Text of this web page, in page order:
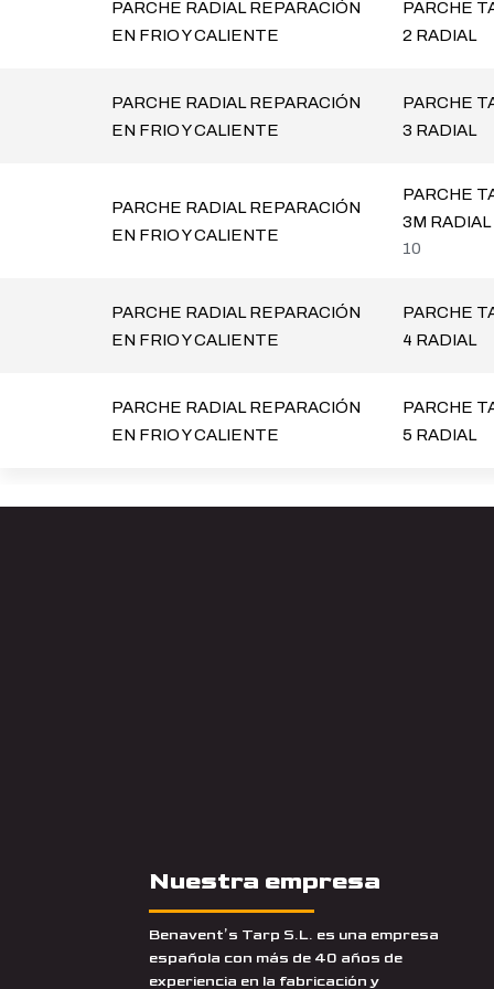
PARCHE RADIAL REPARACIÓN
EN FRIO Y CALIENTE
PARCHE
2 RADIAL
PARCHE RADIAL REPARACIÓN
EN FRIO Y CALIENTE
PARCHE
3 RADIAL
PARCHE RADIAL REPARACIÓN
EN FRIO Y CALIENTE
PARCHE
3M RADIAL
10
PARCHE RADIAL REPARACIÓN
EN FRIO Y CALIENTE
PARCHE
4 RADIAL
PARCHE RADIAL REPARACIÓN
EN FRIO Y CALIENTE
PARCHE
5 RADIAL
Nuestra empresa
Benavent’s Tarp S.L. es una empresa
española con más de 40 años de
experiencia en la fabricación y